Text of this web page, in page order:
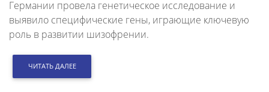
Германии провела генетическое исследование и
выявило специфические гены, играющие ключевую
роль в развитии шизофрении.
ЧИТАТЬ ДАЛЕЕ